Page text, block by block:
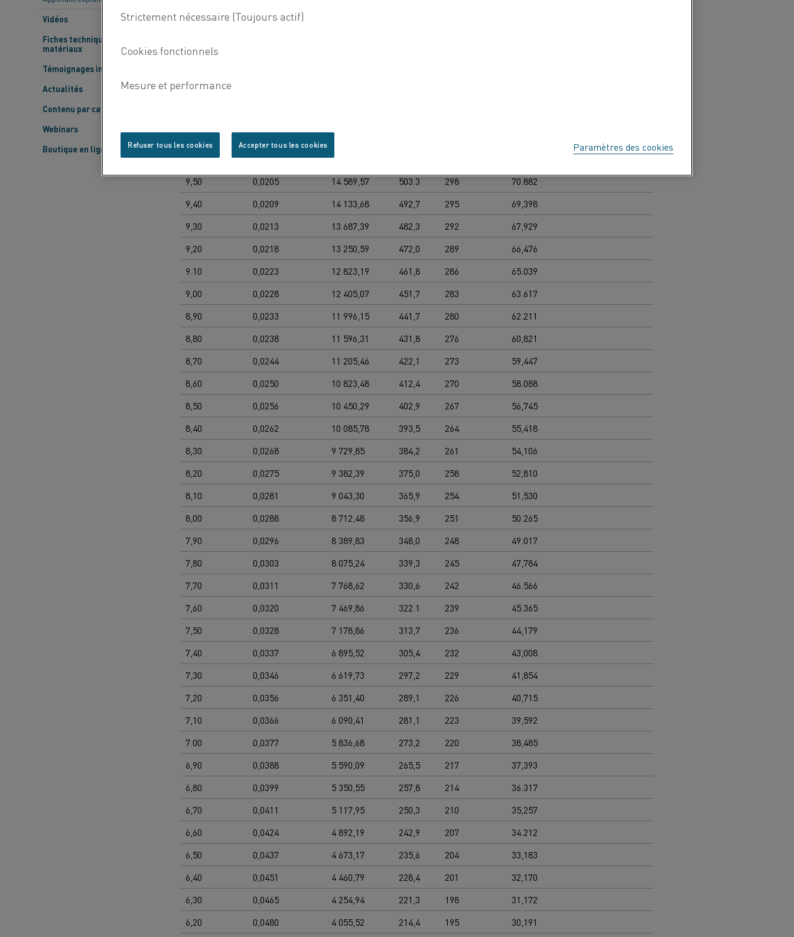
Vidéos
Fiches techniques des
matériaux
Témoignages inspirants
Actualités
Contenu par catégorie
Webinars
Boutique en ligne Kanthal
Diamètre
Résistance
par mètre
9,90
9,70
0,0196 15 530,55
9,60
0,0200 15 055,16
9,50
0,0205 14 589,57 503.3 298
70.882
9,40
0,0209 14 133,68 492,7 295
69,398
9,30
0,0213 13 687,39 482,3 292
67,929
9,20
0,0218 13 250,59 472,0 289
66,476
9.10
0,0223 12 823,19 461,8 286
65.039
9,00
0,0228 12 405,07 451,7 283
63.617
8,90
0,0233 11 996,15 441,7 280
62.211
8,80
0,0238 11 596,31 431,8 276
60,821
8,70
0,0244 11 205,46 422,1 273
59,447
8,60
0,0250 10 823,48 412,4 270
58.088
8,50
0,0256 10 450,29 402,9 267
56,745
8,40
0,0262 10 085,78 393,5 264
55,418
8,30
0,0268 9 729,85 384,2 261
54,106
8,20
0,0275 9 382,39 375,0 258
52,810
8,10
0,0281 9 043,30 365,9 254
51,530
8,00
0,0288 8 712,48 356,9 251
50.265
7,90
0,0296 8 389,83 348,0 248
49.017
7,80
0,0303 8 075,24 339,3 245
47,784
7,70
0,0311 7 768,62 330,6 242
46.566
7,60
0,0320 7 469,86 322.1 239
45.365
7,50
0,0328 7 178,86 313,7 236
44,179
7,40
0,0337 6 895,52 305,4 232
43,008
7,30
0,0346 6 619,73 297,2 229
41,854
7,20
0,0356 6 351,40 289,1 226
40,715
7,10
0,0366 6 090,41 281,1 223
39,592
7.00
0,0377 5 836,68 273,2 220
38,485
6,90
0,0388 5 590,09 265,5 217
37,393
6,80
0,0399 5 350,55 257,8 214
36.317
6,70
0,0411 5 117,95 250,3 210
35,257
6,60
0,0424 4 892,19 242,9 207
34.212
6,50
0,0437 4 673,17 235,6 204
33,183
6,40
0,0451 4 460,79 228,4 201
32,170
6,30
0,0465 4 254,94 221,3 198
31,172
6,20
0,0480 4 055,52 214,4 195
30,191
Paramètres des cookies
Refuser tous les cookies Accepter tous les cookies